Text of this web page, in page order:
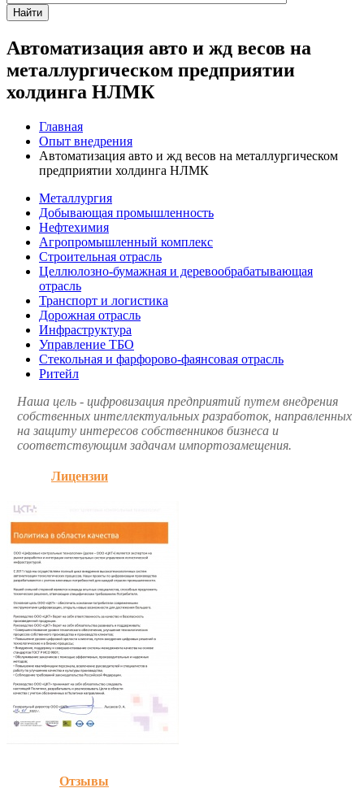
Найти
Автоматизация авто и жд весов на
металлургическом предприятии
холдинга НЛМК
Главная
Опыт внедрения
Автоматизация авто и жд весов на металлургическом
предприятии холдинга НЛМК
Металлургия
Добывающая промышленность
Нефтехимия
Агропромышленный комплекс
Строительная отрасль
Целлюлозно-бумажная и деревообрабатывающая
отрасль
Транспорт и логистика
Дорожная отрасль
Инфраструктура
Управление ТБО
Стекольная и фарфорово-фаянсовая отрасль
Ритейл
Наша цель - цифровизация предприятий путем внедрения
собственных интеллектуальных разработок, направленных
на защиту интересов собственников бизнеса и
соответствующим задачам импортозамещения.
Лицензии
Отзывы